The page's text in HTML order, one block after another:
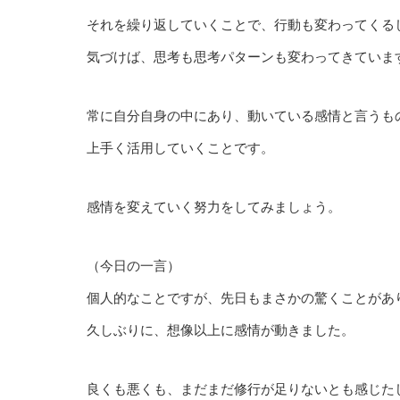
それを繰り返していくことで、行動も変わってくる
気づけば、思考も思考パターンも変わってきていま
常に自分自身の中にあり、動いている感情と言うも
上手く活用していくことです。
感情を変えていく努力をしてみましょう。
（今日の一言）
個人的なことですが、先日もまさかの驚くことがあ
久しぶりに、想像以上に感情が動きました。
良くも悪くも、まだまだ修行が足りないとも感じた